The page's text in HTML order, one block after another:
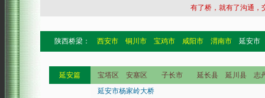
有了桥，就有了沟通，
陕西桥梁： 西安市 铜川市 宝鸡市 咸阳市 渭南市 延安市
延安篇
宝塔区 安塞区 子长市 延长县 延川县 志
延安市杨家岭大桥